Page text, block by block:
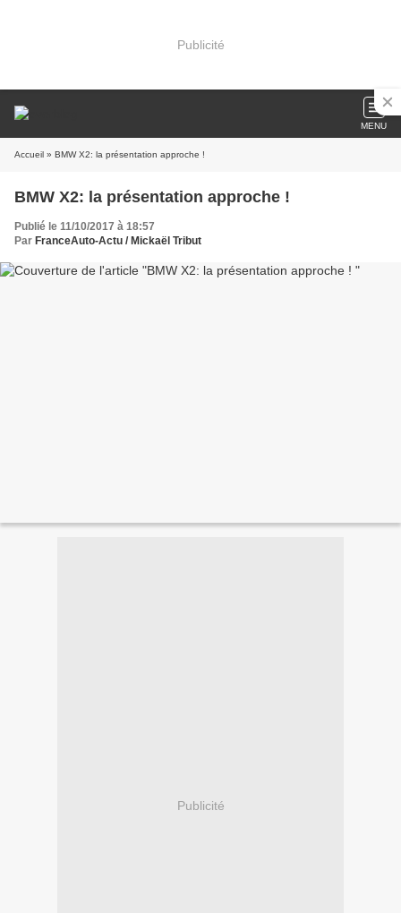
Publicité
MENU
Accueil » BMW X2: la présentation approche !
BMW X2: la présentation approche !
Publié le 11/10/2017 à 18:57
Par FranceAuto-Actu / Mickaël Tribut
Publicité